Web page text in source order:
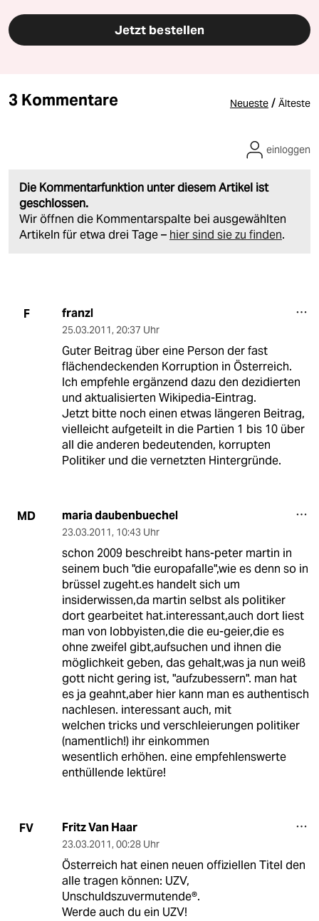
Jetzt bestellen
3 Kommentare Neueste / Älteste
Die Kommentarfunktion unter diesem Artikel ist
geschlossen.
Wir öffnen die Kommentarspalte bei ausgewählten
Artikeln für etwa drei Tage – hier sind sie zu finden.
einloggen
F franzl
25.03.2011, 20:37 Uhr
Guter Beitrag über eine Person der fast
flächendeckenden Korruption in Österreich.
Ich empfehle ergänzend dazu den dezidierten
und aktualisierten Wikipedia-Eintrag.
Jetzt bitte noch einen etwas längeren Beitrag,
vielleicht aufgeteilt in die Partien 1 bis 10 über
all die anderen bedeutenden, korrupten
Politiker und die vernetzten Hintergründe.
MD maria daubenbuechel
23.03.2011, 10:43 Uhr
schon 2009 beschreibt hans-peter martin in
seinem buch "die europafalle",wie es denn so in
brüssel zugeht.es handelt sich um
insiderwissen,da martin selbst als politiker
dort gearbeitet hat.interessant,auch dort liest
man von lobbyisten,die die eu-geier,die es
ohne zweifel gibt,aufsuchen und ihnen die
möglichkeit geben, das gehalt,was ja nun weiß
gott nicht gering ist, "aufzubessern". man hat
es ja geahnt,aber hier kann man es authentisch
nachlesen. interessant auch, mit
welchen tricks und verschleierungen politiker
(namentlich!) ihr einkommen
wesentlich erhöhen. eine empfehlenswerte
enthüllende lektüre!
FV Fritz Van Haar
23.03.2011, 00:28 Uhr
Österreich hat einen neuen offiziellen Titel den
alle tragen können: UZV,
Unschuldszuvermutende®.
Werde auch du ein UZV!